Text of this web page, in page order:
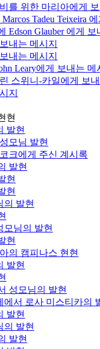
를 위한 마리아에게 보
Tadeu Teixeira
Edson Glauber 에게 보
내는 메시지
내는 메시지
Leary에게 보내는 메
스위니-카일에게 보내
지
현
발현
모님 발현
크에게 주신 계시록
발현
현
현
의 발현
모님의 발현
현
의 캠피나스 현현
발현
성모님의 발현
서 로사 미스티카의
발현
의 발현
발현